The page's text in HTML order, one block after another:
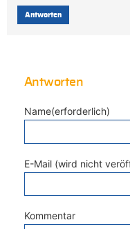
Antworten
Antworten
Name(erforderlich)
E-Mail (wird nicht
Kommentar